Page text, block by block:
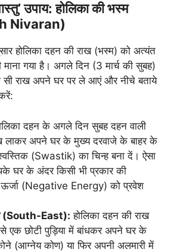
उपाय: होलिका की भस्म
Nivaran)
होलिका दहन की राख (भस्म) को अत्यंत
माना गया है। अगले दिन (3 मार्च की सुबह)
सी राख अपने घर पर ले आएं और नीचे बताये
दहन के अगले दिन सुबह दहन वाली
लाकर अपने घर के मुख्य दरवाजे के बाहर के
(Swastik) का चिन्ह बना दें। ऐसा
घर के अंदर किसी भी प्रकार की
ऊर्जा (Negative Energy) को प्रवेश
(South-East): होलिका दहन की राख
एक छोटी पुड़िया में बांधकर अपने घर के
कोने (आग्नेय कोण) या फिर अपनी अलमारी में